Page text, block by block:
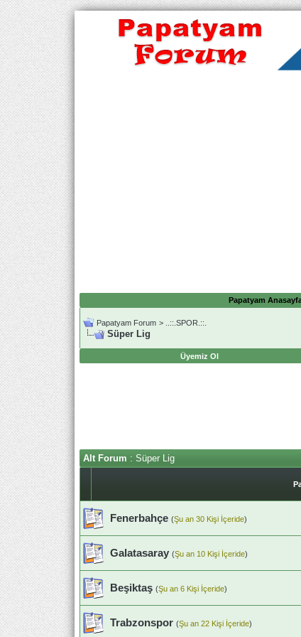
Papatyam
Papatyam Forum > ..::.SPOR.::.
Süper Lig
Üyemiz Ol
Alt Forum : Süper Lig
Fenerbahçe (Şu an 30 Kişi İçeride)
Galatasaray (Şu an 10 Kişi İçeride)
Beşiktaş (Şu an 6 Kişi İçeride)
Trabzonspor (Şu an 22 Kişi İçeride)